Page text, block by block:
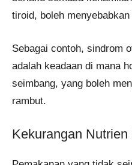
tiroid, boleh
Sebagai contoh, sindrom
adalah keadaan di mana
seimbang, yang boleh
rambut.
Kekurangan Nutrien